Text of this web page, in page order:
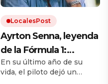
LocalesPost
Ayrton Senna, leyenda
de la Fórmula 1:
«Siempre busca
mucha fuerza, mucha
En su último año de su
vida, el piloto dejó un